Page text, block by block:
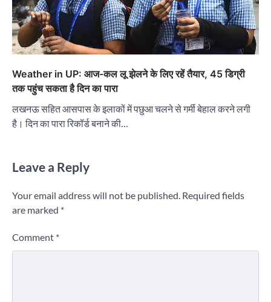
Weather in UP: आज-कल लू झेलने के लिए रहें तैयार, 45 डिग्री
तक पहुंच सकता है दिन का पारा
लखनऊ सहित आसपास के इलाकों में पछुआ चलने से गर्मी बेहाल करने लगी
है। दिन का पारा रिकॉर्ड बनाने की…
Leave a Reply
Your email address will not be published. Required fields
are marked *
Comment *